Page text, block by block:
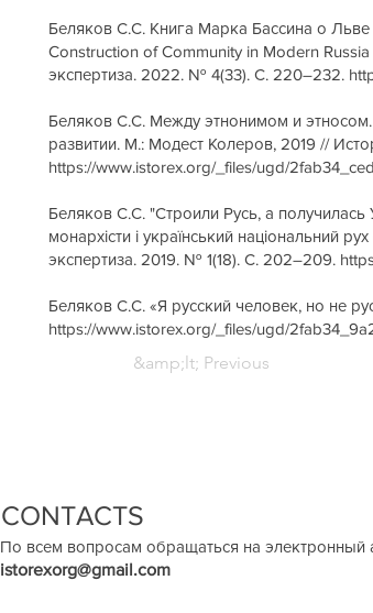
Беляков С.С. Книга Марка Бассина о Льве
Construction of Community in Modern
экспертиза. 2022. № 4(33). С. 220–232.
Беляков С.С. Между этнонимом и
развитии. М.: Модест Колеров, 2019 //
https://www.istorex.org/_files/ugd/
Беляков С.С. "Строили Русь, а
монархісти і український національний
экспертиза. 2019. № 1(18). С. 202–209.
Беляков С.С. «Я русский человек, но не
https://www.istorex.org/_files/ugd/
&amp;lt; Previous
CONTACTS
По всем вопросам обращаться на электронный
istorexorg@gmail.com